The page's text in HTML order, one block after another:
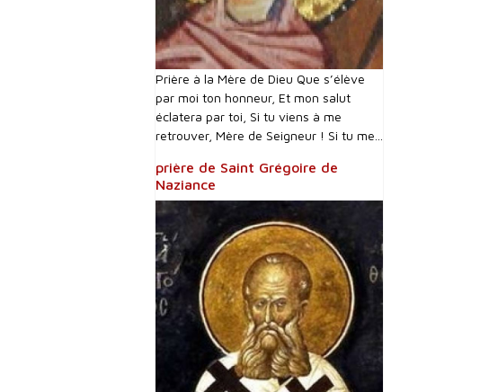
Prière à la Mère de Dieu Que s’élève
par moi ton honneur, Et mon salut
éclatera par toi, Si tu viens à me
retrouver, Mère de Seigneur ! Si tu me...
prière de Saint Grégoire de
Naziance